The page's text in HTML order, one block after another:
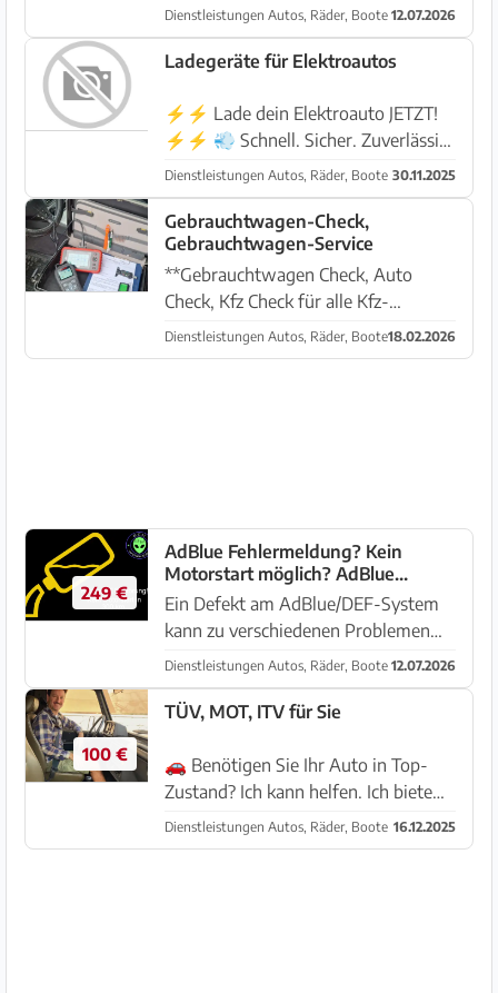
Golf TDI 90PS auf 120PS bzw.
210Nm auf 260Nm) auch eine
Verbrauchsreduzierung ist möglich.
Weiterhin...
Dienstleistungen Autos, Räder, Boote 12.07.2026
Ladegeräte für Elektroautos
⚡⚡ Lade dein Elektroauto JETZT!
⚡⚡ 💨 Schnell. Sicher. Zuverlässig.
🔋 DC & AC –
Höchstgeschwindigkeit und
maximale Effizienz 🏠 Für Zuhause |
🚛 Flotten | 🏢 Unternehmen 💡
Schnelle Installation + 24/7 pe...
Dienstleistungen Autos, Räder, Boote 30.11.2025
Gebrauchtwagen-Check,
Gebrauchtwagen-Service
**Gebrauchtwagen Check, Auto
Check, Kfz Check für alle Kfz-
Marken** Sie haben bei
kleinanzeigen.de, mobile.de oder auf
Dienstleistungen Autos, Räder, Boote18.02.2026
249 €
AdBlue Fehlermeldung? Kein
Motorstart möglich? AdBlue
System Diagnose / Problemlösung
Hilfe per APP!
Ein Defekt am AdBlue/DEF-System
kann zu verschiedenen Problemen
führen, wie z.B. einer Fehlermeldung
“Bitte AdBlue/DEF-System
prüfen/Werkstatt aufsuchen” oder
Motorstart. Repa...
Dienstleistungen Autos, Räder, Boote 12.07.2026
100 €
TÜV, MOT, ITV für Sie
🚗 Benötigen Sie Ihr Auto in Top-
Zustand? Ich kann helfen. Ich biete
einen kompletten und zuverlässigen
Service, damit Sie sich um nichts
Dienstleistungen Autos, Räder, Boote 16.12.2025